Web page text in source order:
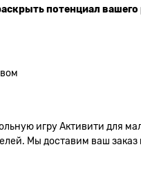
потенциал вашего
игру Активити для
Мы доставим ваш